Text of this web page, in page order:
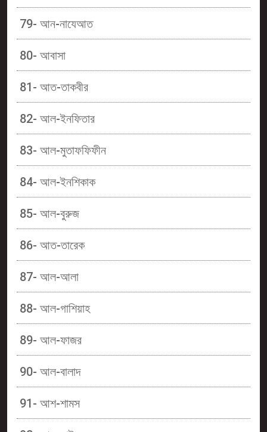
79- আন-নাযেআত
80- আবাসা
81- আত-তাকবীর
82- আল-ইনফিতার
83- আল-মুতাফফিফীন
84- আল-ইনশিকাক
85- আল-বুরুজ
86- আত-তারেক
87- আল-আলা
88- আল-গাশিয়াহ
89- আল-ফাজর
90- আল-বালাদ
91- আশ-শামস